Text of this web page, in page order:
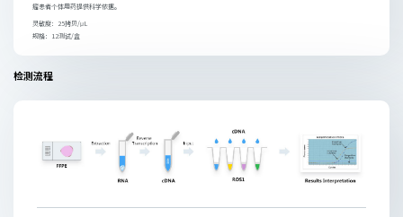
瘤患者个体用药提供科学依据。
灵敏度：25拷贝/μL
规格：12测试/盒
检测流程